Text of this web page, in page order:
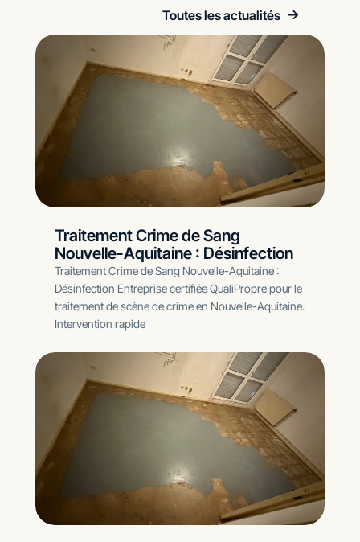
Toutes les actualités
Traitement Crime de Sang
Nouvelle-Aquitaine : Désinfection
Traitement Crime de Sang Nouvelle-Aquitaine :
Désinfection Entreprise certifiée QualiPropre pour le
traitement de scène de crime en Nouvelle-Aquitaine.
Intervention rapide